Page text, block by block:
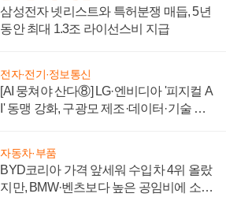
삼성전자 넷리스트와 특허분쟁 매듭, 5년
동안 최대 1.3조 라이선스비 지급
전자·전기·정보통신
[AI 뭉쳐야 산다⑧] LG·엔비디아 '피지컬 A
I' 동맹 강화, 구광모 제조·데이터·기술 결
자동차·부품
BYD코리아 가격 앞세워 수입차 4위 올랐
지만, BMW·벤츠보다 높은 공임비에 소비